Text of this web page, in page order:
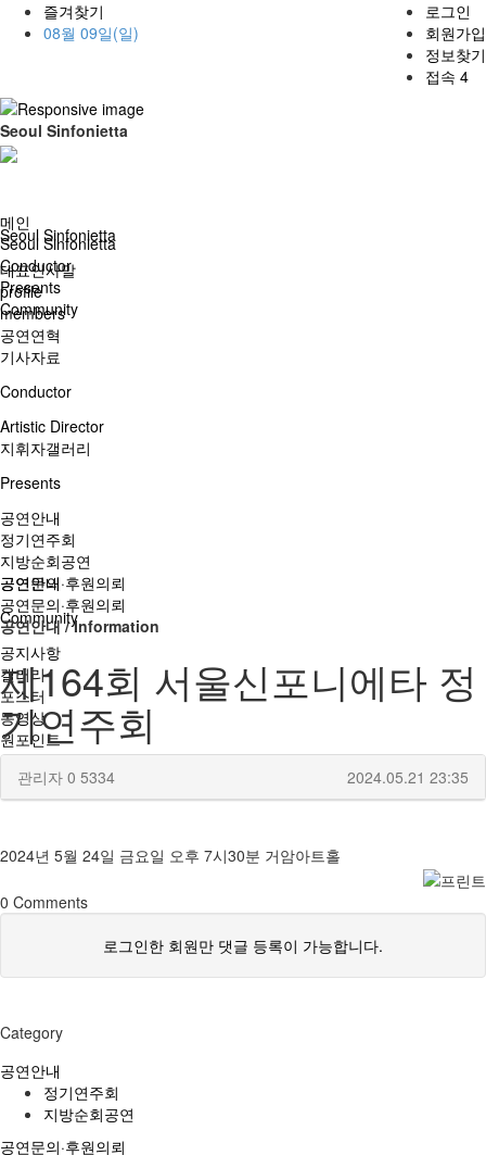
즐겨찾기
08월 09일(일)
로그인
회원가입
정보찾기
접속 4
Seoul Sinfonietta
Seoul Sinfonietta
대표인사말
profile
members
공연연혁
기사자료
Conductor
Artistic Director
지휘자갤러리
Presents
공연안내
정기연주회
지방순회공연
공연문의·후원의뢰
Community
공지사항
갤러리
포스터
동영상
원포인트
메인
Seoul Sinfonietta
Conductor
Presents
Community
공연안내
공연문의·후원의뢰
공연안내 / Information
제164회 서울신포니에타 정
기연주회
관리자 0 5334 2024.05.21 23:35
2024년 5월 24일 금요일 오후 7시30분 거암아트홀
0 Comments
로그인한 회원만 댓글 등록이 가능합니다.
Category
공연안내
정기연주회
지방순회공연
공연문의·후원의뢰